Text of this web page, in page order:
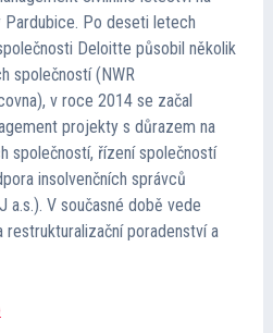
Po deseti letech
Deloitte působil několik
společností (NWR
v roce 2014 se začal
projekty s důrazem na
společností, řízení společností
insolvenčních správců
a.s.). V současné době vede
restrukturalizační poradenství a